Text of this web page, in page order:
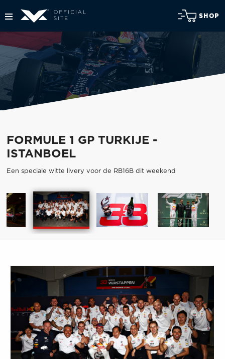
SHOP
FORMULE 1 GP TURKIJE -
ISTANBOEL
Een speciale witte livery voor de RB16B dit weekend